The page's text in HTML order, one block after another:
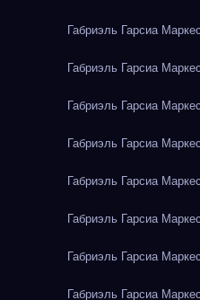
Габриэль Гарсиа
Габриэль Гарсиа
Габриэль Гарсиа
Габриэль Гарсиа
Габриэль Гарсиа
Габриэль Гарсиа
Габриэль Гарсиа
Габриэль Гарсиа